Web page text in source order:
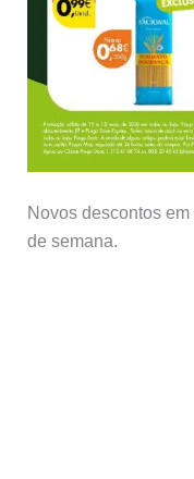
Novos descontos
de semana.